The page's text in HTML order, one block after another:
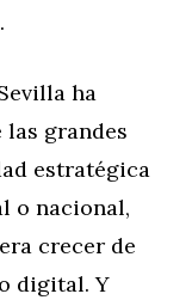
ha
grandes
estratégica
o nacional,
crecer de
digital. Y